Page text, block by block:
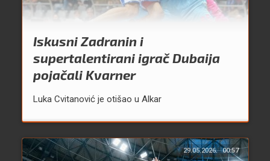
Iskusni Zadranin i
supertalentirani igrač Dubaija
pojačali Kvarner
Luka Cvitanović je otišao u Alkar
29.05.2026. 00:57